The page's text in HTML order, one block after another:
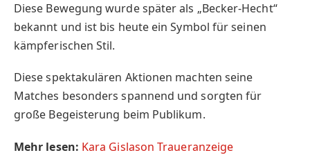
Diese Bewegung wurde später als „Becker-Hecht“
bekannt und ist bis heute ein Symbol für seinen
kämpferischen Stil.
Diese spektakulären Aktionen machten seine
Matches besonders spannend und sorgten für
große Begeisterung beim Publikum.
Mehr lesen: Kara Gislason Traueranzeige